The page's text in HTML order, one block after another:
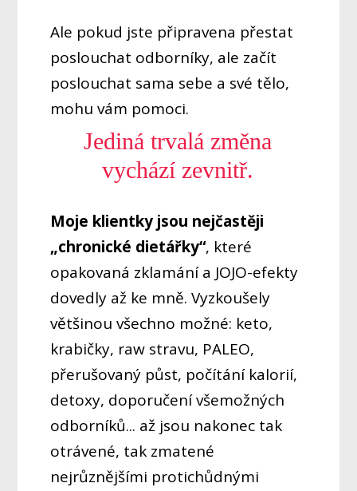
Ale pokud jste připravena přestat
poslouchat odborníky, ale začít
poslouchat sama sebe a své tělo,
mohu vám pomoci.
Jediná trvalá změna
vychází zevnitř.
Moje klientky jsou nejčastěji
„chronické dietářky“, které
opakovaná zklamání a JOJO-efekty
dovedly až ke mně. Vyzkoušely
většinou všechno možné: keto,
krabičky, raw stravu, PALEO,
přerušovaný půst, počítání kalorií,
detoxy, doporučení všemožných
odborníků... až jsou nakonec tak
otrávené, tak zmatené
nejrůznějšími protichůdnými